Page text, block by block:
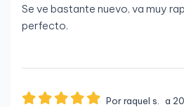
Se ve bastante nuevo, va muy
perfecto.
Por raquel s.
a